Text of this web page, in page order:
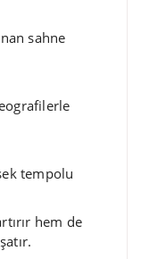
sahne
tempolu
hem de